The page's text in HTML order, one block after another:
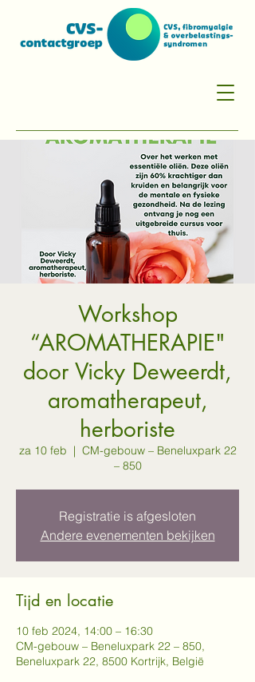
Workshop
“AROMATHERAPIE"
door Vicky Deweerdt,
aromatherapeut,
herboriste
za 10 feb
  |
CM-gebouw – Beneluxpark 22
– 850
Registratie is afgesloten
Andere evenementen bekijken
Tijd en locatie
10 feb 2024, 14:00 – 16:30
CM-gebouw – Beneluxpark 22 – 850,
Beneluxpark 22, 8500 Kortrijk, België